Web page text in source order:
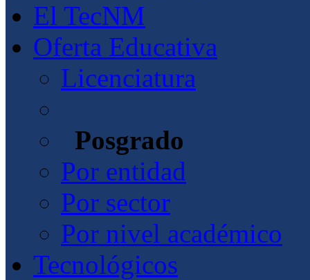
El TecNM
Oferta Educativa
Licenciatura
Posgrado
Por entidad
Por sector
Por nivel académico
Tecnológicos